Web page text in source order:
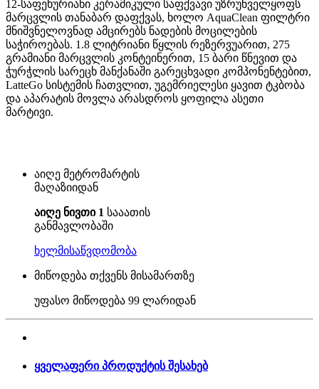
12-საფეხურიანი კერამიკული საფქვავი უზრუნველყოფს
მარცვლის თანაბარ დაფქვას, ხოლო AquaClean ფილტრი
მნიშვნელოვნად ამცირებს ნადების მოცილების
საჭიროებას. 1.8 ლიტრიანი წყლის რეზერვუარით, 275
გრამიანი მარცვლის კონტეინერით, 15 ბარი წნევით და
ჭურჭლის სარეცხ მანქანაში გარეცხვადი კომპონენტებით,
LatteGo სისტემის ჩათვლით, უგემრიელესი ყავით ტკბობა
და აპარატის მოვლა არასდროს ყოფილა ასეთი
მარტივი.
აიღე მეტრომარტის
მაღაზიიდან
აიღე ნივთი 1 სააათის
განმავლობაში
ხელმისაწვდომობა
მიწოდება თქვენს მისამართზე
უფასო მიწოდება 99 ლარიდან
ყველაფერი პროდუქტის შესახებ